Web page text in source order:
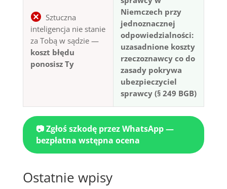
Sztuczna
inteligencja nie stanie
za Tobą w sądzie —
koszt błędu
ponosisz Ty
Niemczech przy
jednoznacznej
odpowiedzialności:
uzasadnione koszty
rzeczoznawcy co do
zasady pokrywa
ubezpieczyciel
sprawcy (§ 249 BGB)
📷 Zgłoś szkodę przez WhatsApp —
bezpłatna wstępna ocena
Ostatnie wpisy